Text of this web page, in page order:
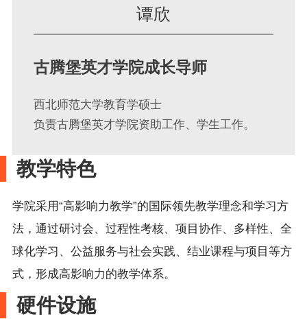
谭欣
古腾堡英才学院成长导师
西北师范大学教育学硕士
负责古腾堡英才学院资助工作、学生工作。
教学特色
学院采用“高影响力教学”的国际领先教学理念和学习方
法，通过研讨会、过程性考核、项目协作、多样性、全
球化学习、公益服务与社会实践、结业课程与项目等方
式，形成高影响力的教学体系。
硬件设施